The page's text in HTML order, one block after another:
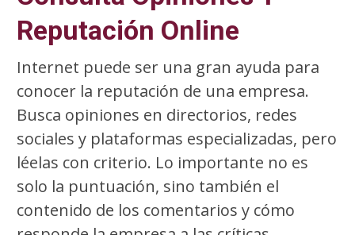
Reputación Online
Internet puede ser una gran ayuda para
conocer la reputación de una empresa.
Busca opiniones en directorios, redes
sociales y plataformas especializadas, pero
léelas con criterio. Lo importante no es
solo la puntuación, sino también el
contenido de los comentarios y cómo